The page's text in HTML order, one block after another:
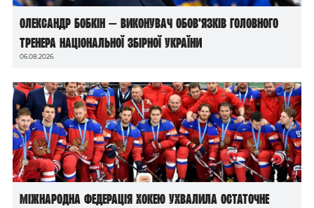
Олександр Бобкін — виконувач обов’язків головного
тренера національної збірної України
06.08.2026
Міжнародна федерація хокею ухвалила остаточне